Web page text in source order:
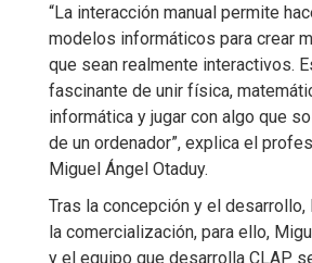
“La interacción manual permite
modelos informáticos para crear
que sean realmente interactivos.
fascinante de unir física,
informática y jugar con algo que
de un ordenador”, explica el
Miguel Ángel Otaduy.
Tras la concepción y el
la comercialización, para ello,
y el equipo que desarrolla CLAP